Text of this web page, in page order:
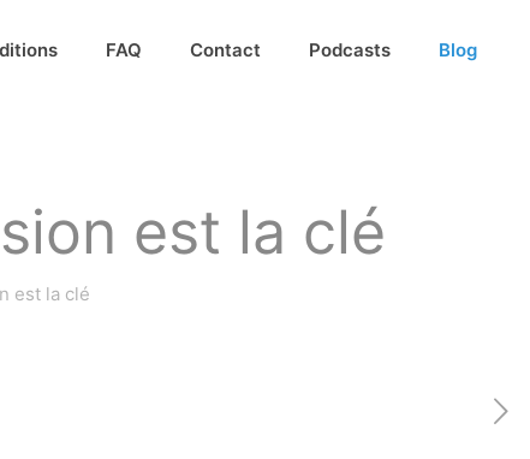
FAQ Contact Podcasts Blog
est la clé
est la clé